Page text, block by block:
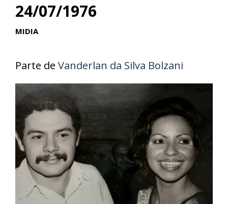
24/07/1976
MIDIA
Parte de Vanderlan da Silva Bolzani